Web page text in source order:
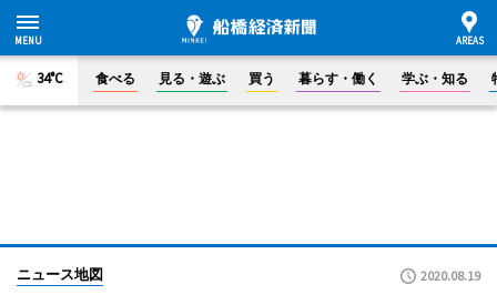
34°C 食べる 見る・遊ぶ 買う 暮らす・働く 学ぶ・知る
ニュース地図 2020.08.19